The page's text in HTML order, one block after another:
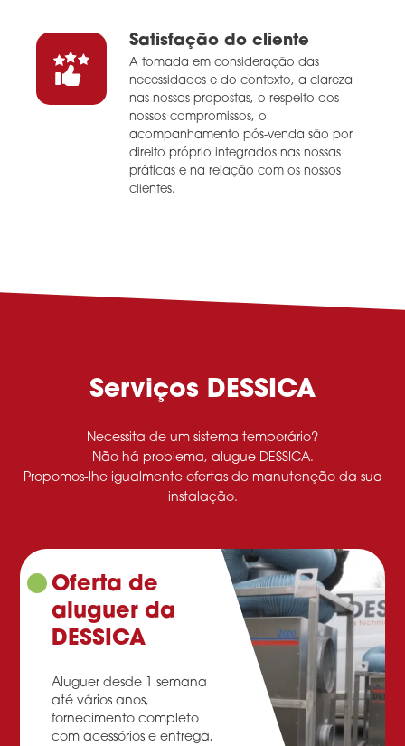
Satisfação do cliente
A tomada em consideração das
necessidades e do contexto, a clareza
nas nossas propostas, o respeito dos
nossos compromissos, o
acompanhamento pós-venda são por
direito próprio integrados nas nossas
práticas e na relação com os nossos
clientes.
Serviços DESSICA
Necessita de um sistema temporário?
Não há problema, alugue DESSICA.
Propomos-lhe igualmente ofertas de manutenção da sua
instalação.
Oferta de
aluguer da
DESSICA
Aluguer desde 1 semana
até vários anos,
fornecimento completo
com acessórios e entrega,